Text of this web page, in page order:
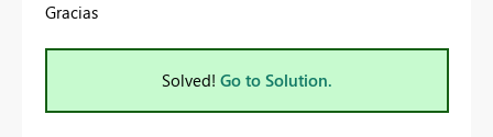
Gracias
Solved! Go to Solution.